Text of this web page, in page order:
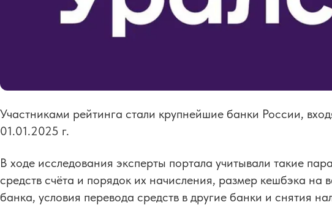
Участниками рейтинга стали крупнейшие банки России,
01.01.2025 г.
В ходе исследования эксперты портала учитывали такие
средств счёта и порядок их начисления, размер кешбэка на
банка, условия перевода средств в другие банки и снятия